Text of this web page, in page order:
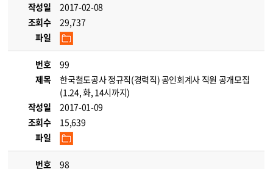
작성일
2017-02-08
조회수
29,737
파일
번호
99
제목
한국철도공사 정규직(경력직) 공인회계사 직원 공개모집
(1.24, 화, 14시까지)
작성일
2017-01-09
조회수
15,639
파일
번호
98